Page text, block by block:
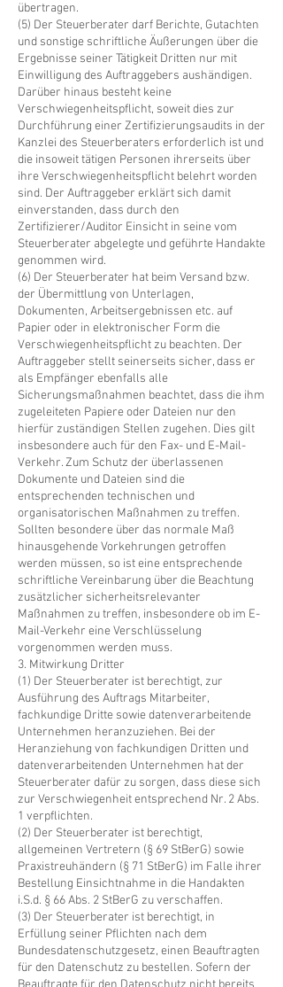
übertragen.
(5) Der Steuerberater darf Berichte, Gutachten
und sonstige schriftliche Äußerungen über die
Ergebnisse seiner Tätigkeit Dritten nur mit
Einwilligung des Auftraggebers aushändigen.
Darüber hinaus besteht keine
Verschwiegenheitspflicht, soweit dies zur
Durchführung einer Zertifizierungsaudits in der
Kanzlei des Steuerberaters erforderlich ist und
die insoweit tätigen Personen ihrerseits über
ihre Verschwiegenheitspflicht belehrt worden
sind. Der Auftraggeber erklärt sich damit
einverstanden, dass durch den
Zertifizierer/Auditor Einsicht in seine vom
Steuerberater abgelegte und geführte Handakte
genommen wird.
(6) Der Steuerberater hat beim Versand bzw.
der Übermittlung von Unterlagen,
Dokumenten, Arbeitsergebnissen etc. auf
Papier oder in elektronischer Form die
Verschwiegenheitspflicht zu beachten. Der
Auftraggeber stellt seinerseits sicher, dass er
als Empfänger ebenfalls alle
Sicherungsmaßnahmen beachtet, dass die ihm
zugeleiteten Papiere oder Dateien nur den
hierfür zuständigen Stellen zugehen. Dies gilt
insbesondere auch für den Fax- und E-Mail-
Verkehr. Zum Schutz der überlassenen
Dokumente und Dateien sind die
entsprechenden technischen und
organisatorischen Maßnahmen zu treffen.
Sollten besondere über das normale Maß
hinausgehende Vorkehrungen getroffen
werden müssen, so ist eine entsprechende
schriftliche Vereinbarung über die Beachtung
zusätzlicher sicherheitsrelevanter
Maßnahmen zu treffen, insbesondere ob im E-
Mail-Verkehr eine Verschlüsselung
vorgenommen werden muss.
3. Mitwirkung Dritter
(1) Der Steuerberater ist berechtigt, zur
Ausführung des Auftrags Mitarbeiter,
fachkundige Dritte sowie datenverarbeitende
Unternehmen heranzuziehen. Bei der
Heranziehung von fachkundigen Dritten und
datenverarbeitenden Unternehmen hat der
Steuerberater dafür zu sorgen, dass diese sich
zur Verschwiegenheit entsprechend Nr. 2 Abs.
1 verpflichten.
(2) Der Steuerberater ist berechtigt,
allgemeinen Vertretern (§ 69 StBerG) sowie
Praxistreuhändern (§ 71 StBerG) im Falle ihrer
Bestellung Einsichtnahme in die Handakten
i.S.d. § 66 Abs. 2 StBerG zu verschaffen.
(3) Der Steuerberater ist berechtigt, in
Erfüllung seiner Pflichten nach dem
Bundesdatenschutzgesetz, einen Beauftragten
für den Datenschutz zu bestellen. Sofern der